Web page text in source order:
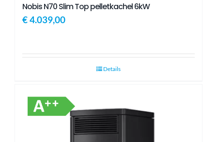
Nobis N70 Slim Top pelletkachel 6kW
€4.039,00
Details